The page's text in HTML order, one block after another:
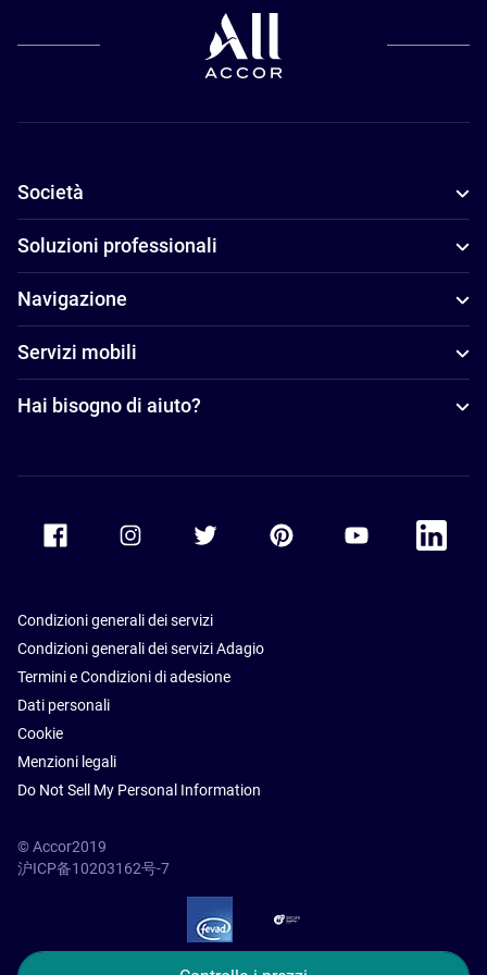
Società
Soluzioni professionali
Navigazione
Servizi mobili
Hai bisogno di aiuto?
Accor Youtube
Accor
Condizioni generali dei servizi
Condizioni generali dei servizi Adagio
Termini e Condizioni di adesione
Dati personali
Cookie
Menzioni legali
Do Not Sell My Personal Information
© Accor2019
沪ICP备10203162号-7